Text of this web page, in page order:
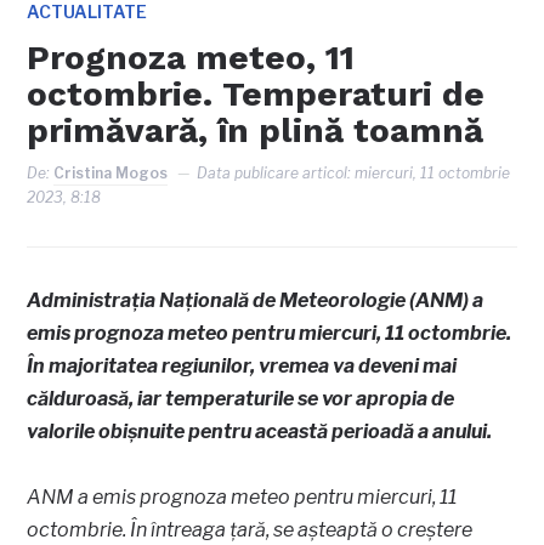
ACTUALITATE
Prognoza meteo, 11
octombrie. Temperaturi de
primăvară, în plină toamnă
De: Cristina Mogos Data publicare articol:miercuri, 11 octombrie
2023, 8:18
Administrația Națională de Meteorologie (ANM) a
emis prognoza meteo pentru miercuri, 11 octombrie.
În majoritatea regiunilor, vremea va deveni mai
călduroasă, iar temperaturile se vor apropia de
valorile obișnuite pentru această perioadă a anului.
ANM a emis prognoza meteo pentru miercuri, 11
octombrie. În întreaga țară, se așteaptă o creștere